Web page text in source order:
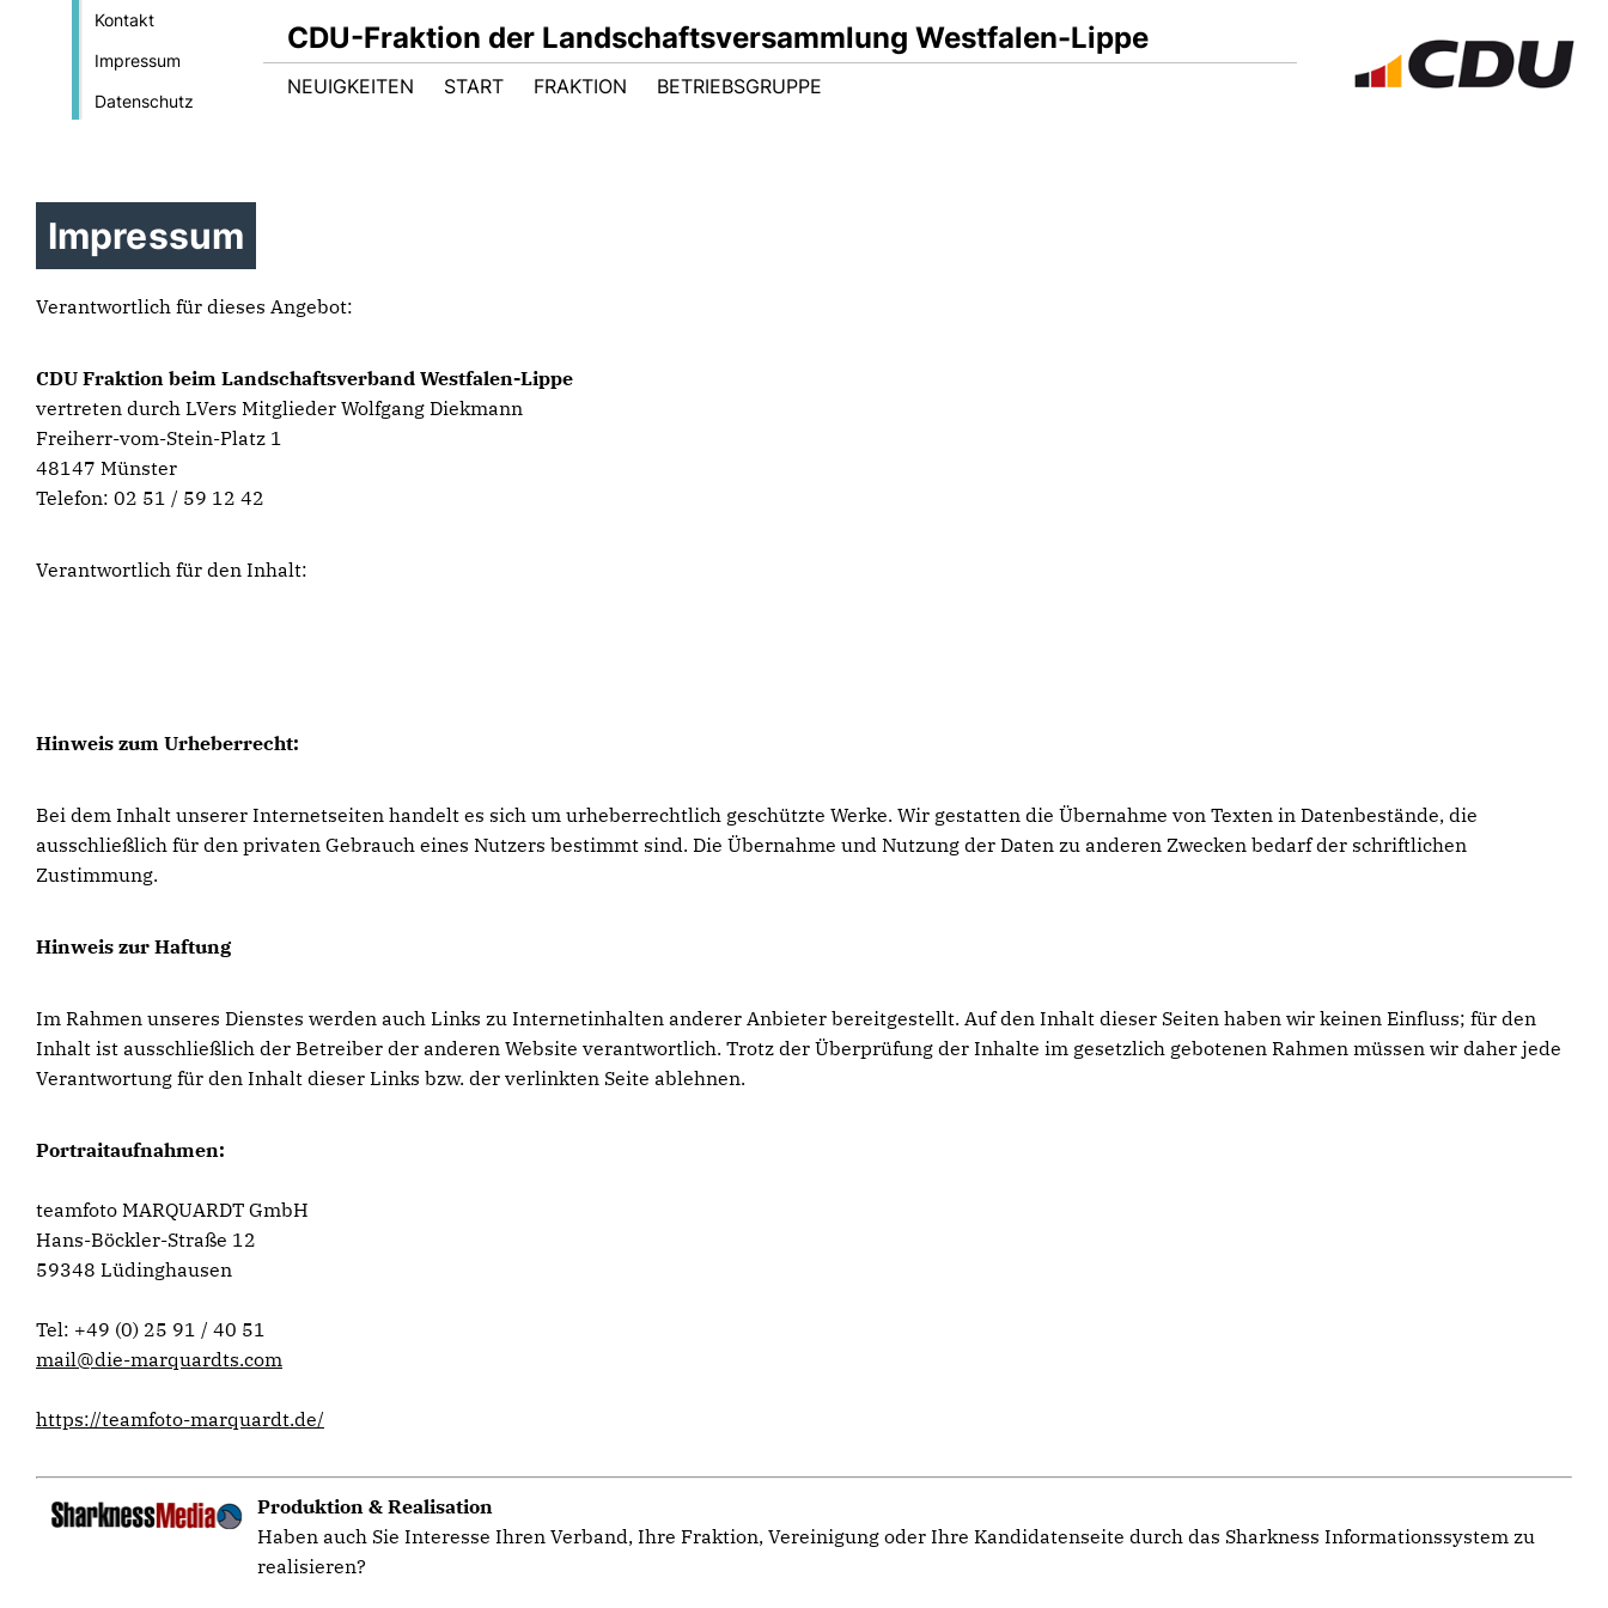
Kontakt
Impressum
Datenschutz
CDU-Fraktion der Landschaftsversammlung Westfalen-Lippe
NEUIGKEITEN START FRAKTION BETRIEBSGRUPPE
Impressum
Verantwortlich für dieses Angebot:
CDU Fraktion beim Landschaftsverband Westfalen-Lippe
vertreten durch LVers Mitglieder Wolfgang Diekmann
Freiherr-vom-Stein-Platz 1
48147 Münster
Telefon: 02 51 / 59 12 42
Verantwortlich für den Inhalt:
Hinweis zum Urheberrecht:
Bei dem Inhalt unserer Internetseiten handelt es sich um urheberrechtlich geschützte Werke. Wir gestatten die Übernahme von Texten in Datenbestände, die
ausschließlich für den privaten Gebrauch eines Nutzers bestimmt sind. Die Übernahme und Nutzung der Daten zu anderen Zwecken bedarf der schriftlichen
Zustimmung.
Hinweis zur Haftung
Im Rahmen unseres Dienstes werden auch Links zu Internetinhalten anderer Anbieter bereitgestellt. Auf den Inhalt dieser Seiten haben wir keinen Einfluss; für den
Inhalt ist ausschließlich der Betreiber der anderen Website verantwortlich. Trotz der Überprüfung der Inhalte im gesetzlich gebotenen Rahmen müssen wir daher jede
Verantwortung für den Inhalt dieser Links bzw. der verlinkten Seite ablehnen.
Portraitaufnahmen:
teamfoto MARQUARDT GmbH
Hans-Böckler-Straße 12
59348 Lüdinghausen
Tel: +49 (0) 25 91 / 40 51
mail@die-marquardts.com
https://teamfoto-marquardt.de/
Produktion & Realisation
Haben auch Sie Interesse Ihren Verband, Ihre Fraktion, Vereinigung oder Ihre Kandidatenseite durch das Sharkness Informationssystem zu
realisieren?